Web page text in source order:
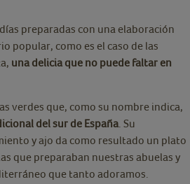
preparadas con una elaboración
popular, como es el caso de las
una delicia que no puede faltar en
verdes que, como su nombre indica,
del sur de España . Su
y ajo da como resultado un plato
que preparaban nuestras abuelas y
que tanto adoramos.